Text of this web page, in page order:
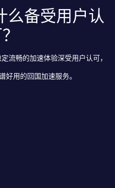
么备受用户认
流畅的加速体验深受用户认可，
好用的回国加速服务。